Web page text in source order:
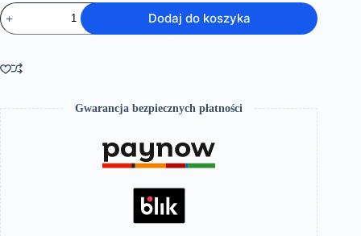
ilość
Wanna
wolnostojąca
novoterm
Dodaj do koszyka
Gwarancja bezpiecznych płatności